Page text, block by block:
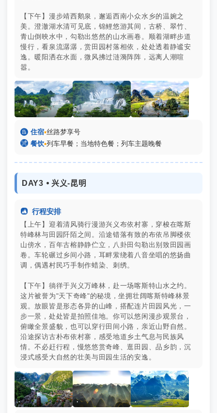
【下午】漫步靖西鹅泉，邂逅西南小众水乡的温婉之
美。澄澈湖水清可见底，锦鲤悠游其间，古桥、翠竹、
青山倒映水中，勾勒出悠然的山水画卷。顺着湖畔步道
慢行，看泉流潺潺，赏田园村落相依，处处透着静谧安
逸。暖阳洒在水面，微风拂过涟漪阵阵，远离人潮喧
嚣。
. . .
 住宿▪丝路梦享号
 餐饮▪列车早餐；当地特色餐；列车主题晚餐
DAY3 ⦁ 兴义-昆明
 行程安排
【上午】迎着清风骑行漫游兴义布依村寨，穿梭在喀斯
特峰林与田园阡陌之间。沿途错落有致的布依吊脚楼依
山傍水，百年古榕静静伫立，八卦田勾勒出别致田园画
卷。车轮碾过乡间小路，耳畔萦绕着八音坐唱的悠扬曲
调，偶遇村民巧手制作蜡染、刺绣。
【下午】徜徉于兴义万峰林，赴一场喀斯特山水之约。
这片被誉为"天下奇峰"的秘境，坐拥壮阔喀斯特峰林景
观。放眼皆是形态各异的山峰，搭配连片田园风光，一
步一景，处处皆是拍照佳地。你可以悠闲漫步观景台，
俯瞰全景盛貌，也可以穿行田间小路，亲近山野自然。
沿途探访古朴布依村寨，感受地道乡土气息与民族风
情。不必赶行程，慢悠悠赏奇峰、逛田园、品乡韵，沉
浸式感受大自然的壮美与田园生活的安逸。
. . .